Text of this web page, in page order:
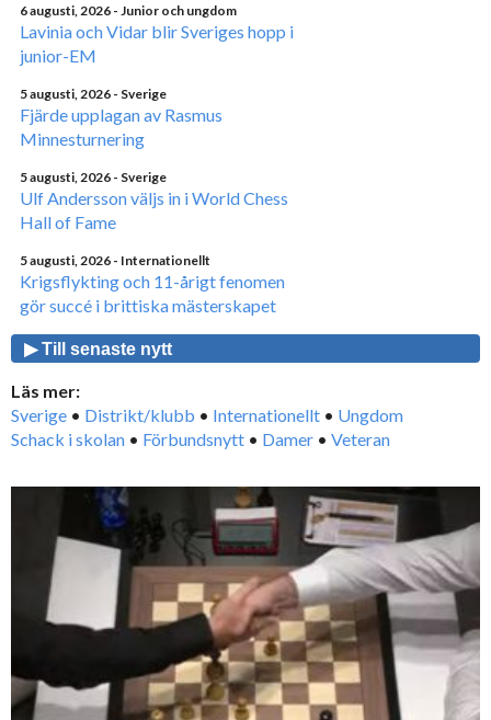
6 augusti, 2026 - Junior och ungdom
Lavinia och Vidar blir Sveriges hopp i
junior-EM
5 augusti, 2026 - Sverige
Fjärde upplagan av Rasmus
Minnesturnering
5 augusti, 2026 - Sverige
Ulf Andersson väljs in i World Chess
Hall of Fame
5 augusti, 2026 - Internationellt
Krigsflykting och 11-årigt fenomen
gör succé i brittiska mästerskapet
▶ Till senaste nytt
Läs mer:
Sverige • Distrikt/klubb • Internationellt • Ungdom
Schack i skolan • Förbundsnytt • Damer • Veteran